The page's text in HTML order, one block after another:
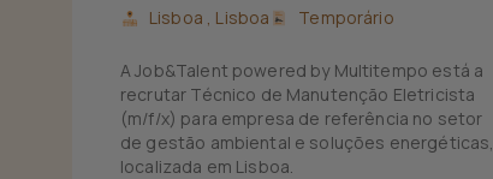
Lisboa , Lisboa Temporário
A Job&Talent powered by Multitempo está a
recrutar Técnico de Manutenção Eletricista
(m/f/x) para empresa de referência no setor
de gestão ambiental e soluções energéticas,
localizada em Lisboa.